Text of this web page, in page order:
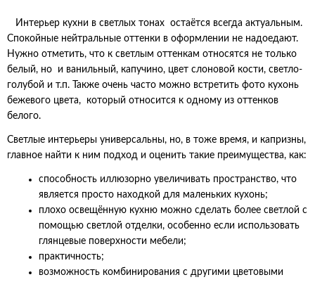
Интерьер кухни в светлых тонах остаётся всегда актуальным.
Спокойные нейтральные оттенки в оформлении не надоедают.
Нужно отметить, что к светлым оттенкам относятся не только
белый, но и ванильный, капучино, цвет слоновой кости, светло-
голубой и т.п. Также очень часто можно встретить фото кухонь
бежевого цвета, который относится к одному из оттенков
белого.
Светлые интерьеры универсальны, но, в тоже время, и капризны,
главное найти к ним подход и оценить такие преимущества, как:
способность иллюзорно увеличивать пространство, что
является просто находкой для маленьких кухонь;
плохо освещённую кухню можно сделать более светлой с
помощью светлой отделки, особенно если использовать
глянцевые поверхности мебели;
практичность;
возможность комбинирования с другими цветовыми